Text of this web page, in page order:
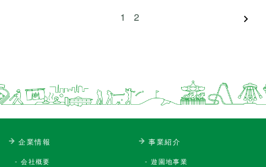
1 2
企業情報
会社概要
事業紹介
遊園地事業